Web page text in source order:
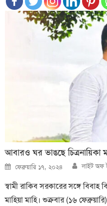
আবারও ঘর ভাঙছে চিত্রনায়িকা
Posted
on
ফেব্রুয়ারি ১৭, ২০২৪ Author
লাইট অফ
স্বামী রাকিব সরকারের সঙ্গে বিবাহ
মাহিয়া মাহি। শুক্রবার (১৬